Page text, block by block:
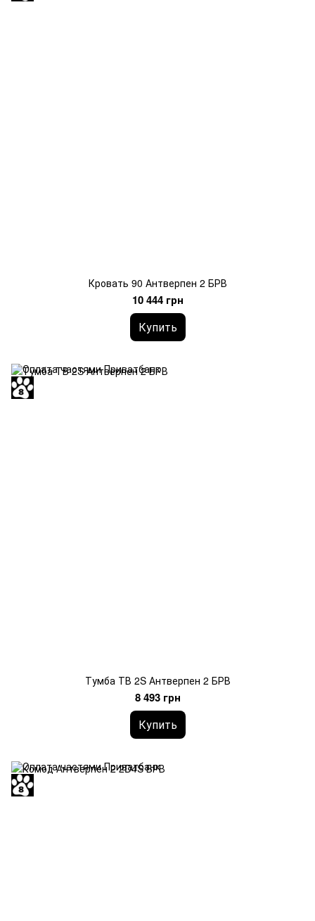
Кровать 90 Антверпен 2 БРВ
10 444 грн
Купить
Тумба ТВ 2S Антверпен 2 БРВ
8 493 грн
Купить